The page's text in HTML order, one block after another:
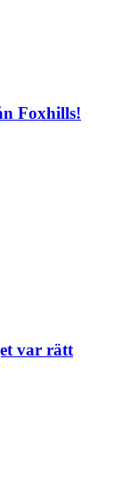
Foxhills!
var rätt